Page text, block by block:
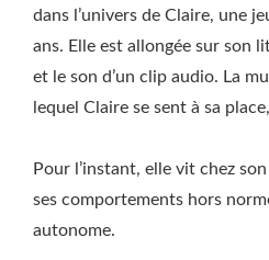
dans l’univers de Claire, une
ans. Elle est allongée sur son
et le son d’un clip audio. La
lequel Claire se sent à sa
Pour l’instant, elle vit chez
ses comportements hors
autonome.